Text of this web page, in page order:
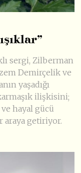
sergi, Zilberman
Demirçelik ve
yaşadığı
ilişkisini;
hayal gücü
getiriyor.